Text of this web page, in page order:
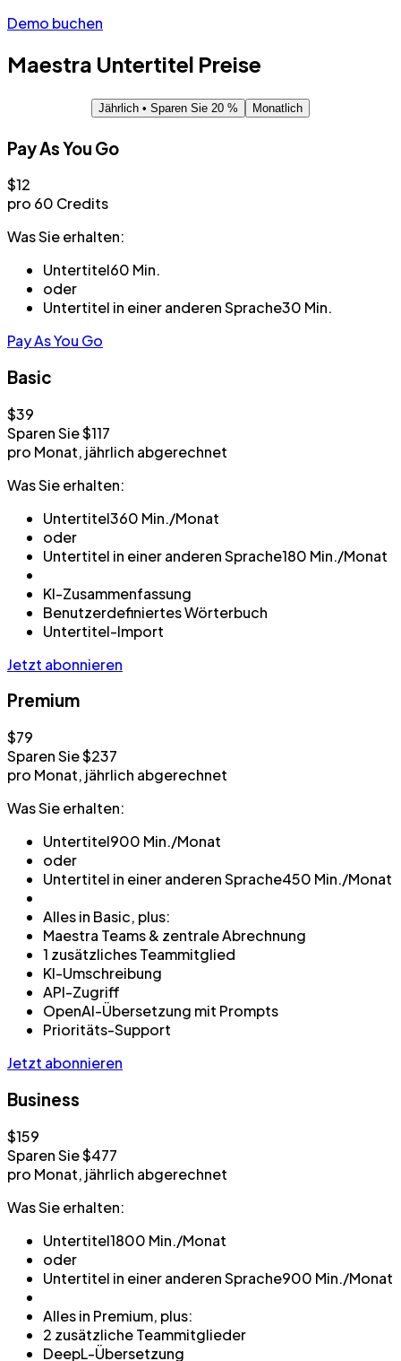
Demo buchen
Maestra Untertitel Preise
Jährlich • Sparen Sie 20 % Monatlich
Pay As You Go
$12
pro 60 Credits
Was Sie erhalten:
Untertitel60 Min.
oder
Untertitel in einer anderen Sprache30 Min.
Pay As You Go
Basic
$39
Sparen Sie $117
pro Monat, jährlich abgerechnet
Was Sie erhalten:
Untertitel360 Min./Monat
oder
Untertitel in einer anderen Sprache180 Min./Monat
KI-Zusammenfassung
Benutzerdefiniertes Wörterbuch
Untertitel-Import
Jetzt abonnieren
Premium
$79
Sparen Sie $237
pro Monat, jährlich abgerechnet
Was Sie erhalten:
Untertitel900 Min./Monat
oder
Untertitel in einer anderen Sprache450 Min./Monat
Alles in Basic, plus:
Maestra Teams & zentrale Abrechnung
1 zusätzliches Teammitglied
KI-Umschreibung
API-Zugriff
OpenAI-Übersetzung mit Prompts
Prioritäts-Support
Jetzt abonnieren
Business
$159
Sparen Sie $477
pro Monat, jährlich abgerechnet
Was Sie erhalten:
Untertitel1800 Min./Monat
oder
Untertitel in einer anderen Sprache900 Min./Monat
Alles in Premium, plus:
2 zusätzliche Teammitglieder
DeepL-Übersetzung